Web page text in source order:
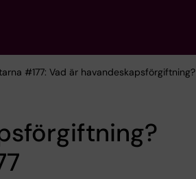
#177: Vad är havandeskapsförgiftning?